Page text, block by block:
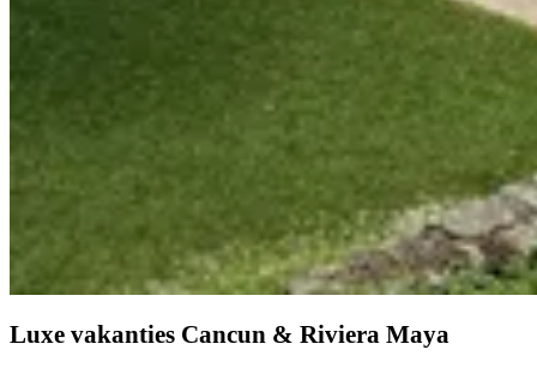
Luxe vakanties Cancun & Riviera Maya